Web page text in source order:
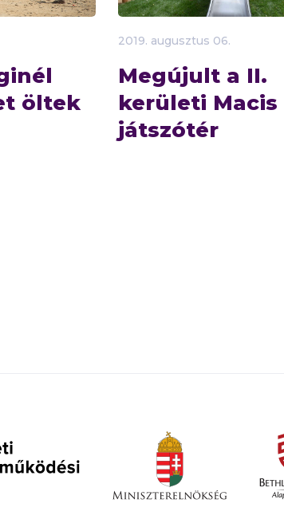
öltek
2019. augusztus 06.
Megújult a II.
kerületi Macis
játszótér